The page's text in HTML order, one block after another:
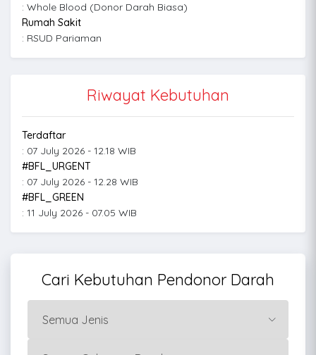
: Whole Blood (Donor Darah Biasa)
Rumah Sakit
: RSUD Pariaman
Riwayat Kebutuhan
Terdaftar
: 07 July 2026 - 12.18 WIB
#BFL_URGENT
: 07 July 2026 - 12.28 WIB
#BFL_GREEN
: 11 July 2026 - 07.05 WIB
Cari Kebutuhan Pendonor Darah